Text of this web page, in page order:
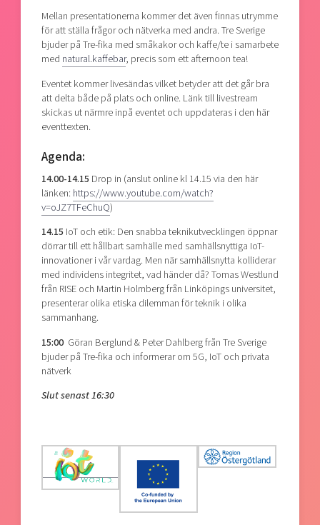
Mellan presentationerna kommer det även finnas utrymme
för att ställa frågor och nätverka med andra. Tre Sverige
bjuder på Tre-fika med småkakor och kaffe/te i samarbete
med natural.kaffebar, precis som ett afternoon tea!
Eventet kommer livesändas vilket betyder att det går bra
att delta både på plats och online. Länk till livestream
skickas ut närmre inpå eventet och uppdateras i den här
eventtexten.
Agenda:
14.00-14.15 Drop in (anslut online kl 14.15 via den här
länken: https://www.youtube.com/watch?
v=oJZ7TFeChuQ)
14.15 IoT och etik: Den snabba teknikutvecklingen öppnar
dörrar till ett hållbart samhälle med samhällsnyttiga IoT-
innovationer i vår vardag. Men när samhällsnytta kolliderar
med individens integritet, vad händer då? Tomas Westlund
från RISE och Martin Holmberg från Linköpings universitet,
presenterar olika etiska dilemman för teknik i olika
sammanhang.
15:00 Göran Berglund & Peter Dahlberg frånTre Sverige
bjuder på Tre-fika och informerar om 5G, IoT och privata
nätverk
Slut senast16:30